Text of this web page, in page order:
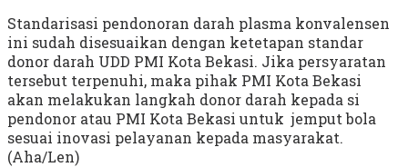
Standarisasi pendonoran darah plasma konvalensen
ini sudah disesuaikan dengan ketetapan standar
donor darah UDD PMI Kota Bekasi. Jika persyaratan
tersebut terpenuhi, maka pihak PMI Kota Bekasi
akan melakukan langkah donor darah kepada si
pendonor atau PMI Kota Bekasi untuk jemput bola
sesuai inovasi pelayanan kepada masyarakat.
(Aha/Len)